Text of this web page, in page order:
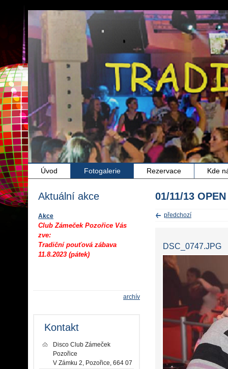
Úvod Fotogalerie Rezervace Kde
01/11/13 OPEN
předchozí
DSC_0747.JPG
Aktuální akce
Akce
Club Zámeček Pozořice Vás
zve:
Tradiční pouťová zábava
11.8.2023 (pátek)
archív
Kontakt
Disco Club Zámeček
Pozořice
V Zámku 2, Pozořice, 664 07